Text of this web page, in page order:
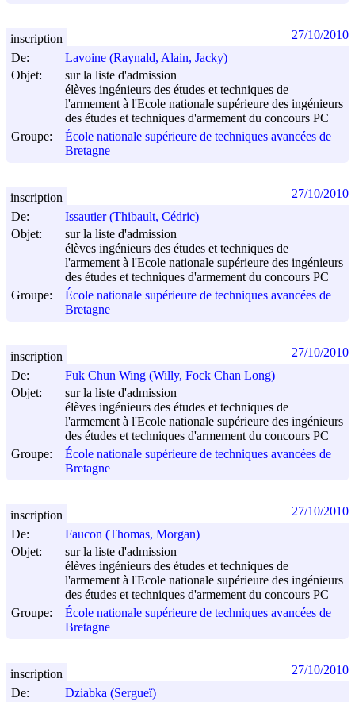
De:
Lavoine (Raynald, Alain, Jacky)
Objet:
sur la liste d'admission
élèves ingénieurs des études et techniques de
l'armement à l'Ecole nationale supérieure des ingénieurs
des études et techniques d'armement du concours PC
Groupe:
École nationale supérieure de techniques avancées de
Bretagne
inscription 27/10/2010
De:
Issautier (Thibault, Cédric)
Objet:
sur la liste d'admission
élèves ingénieurs des études et techniques de
l'armement à l'Ecole nationale supérieure des ingénieurs
des études et techniques d'armement du concours PC
Groupe:
École nationale supérieure de techniques avancées de
Bretagne
inscription 27/10/2010
De:
Fuk Chun Wing (Willy, Fock Chan Long)
Objet:
sur la liste d'admission
élèves ingénieurs des études et techniques de
l'armement à l'Ecole nationale supérieure des ingénieurs
des études et techniques d'armement du concours PC
Groupe:
École nationale supérieure de techniques avancées de
Bretagne
inscription 27/10/2010
De:
Faucon (Thomas, Morgan)
Objet:
sur la liste d'admission
élèves ingénieurs des études et techniques de
l'armement à l'Ecole nationale supérieure des ingénieurs
des études et techniques d'armement du concours PC
Groupe:
École nationale supérieure de techniques avancées de
Bretagne
inscription 27/10/2010
De:
Dziabka (Sergueï)
inscription 27/10/2010